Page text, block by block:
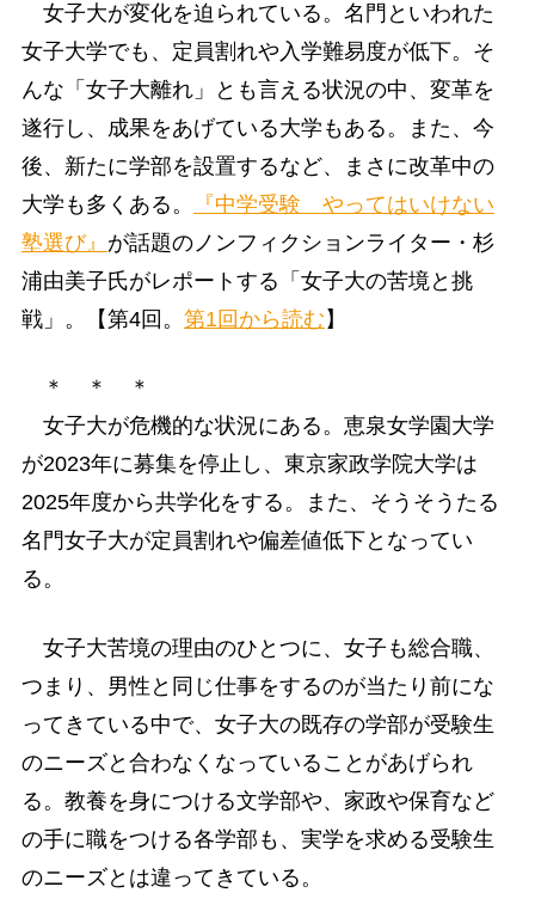
女子大が変化を迫られている。名門といわれた
女子大学でも、定員割れや入学難易度が低下。そ
んな「女子大離れ」とも言える状況の中、変革を
遂行し、成果をあげている大学もある。また、今
後、新たに学部を設置するなど、まさに改革中の
大学も多くある。
『中学受験 やってはいけない
塾選び』 が話題のノンフィクションライター・杉
浦由美子氏がレポートする「女子大の苦境と挑
戦」。【第4回。 第1回から読む 】
＊ ＊ ＊
女子大が危機的な状況にある。恵泉女学園大学
が2023年に募集を停止し、東京家政学院大学は
2025年度から共学化をする。また、そうそうたる
名門女子大が定員割れや偏差値低下となってい
る。
女子大苦境の理由のひとつに、女子も総合職、
つまり、男性と同じ仕事をするのが当たり前にな
ってきている中で、女子大の既存の学部が受験生
のニーズと合わなくなっていることがあげられ
る。教養を身につける文学部や、家政や保育など
の手に職をつける各学部も、実学を求める受験生
のニーズとは違ってきている。